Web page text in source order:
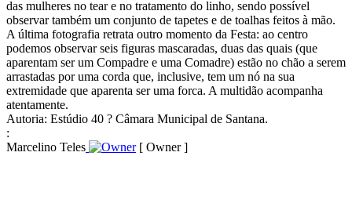
das mulheres no tear e no tratamento do linho, sendo possível
observar também um conjunto de tapetes e de toalhas feitos à mão.
A última fotografia retrata outro momento da Festa: ao centro
podemos observar seis figuras mascaradas, duas das quais (que
aparentam ser um Compadre e uma Comadre) estão no chão a serem
arrastadas por uma corda que, inclusive, tem um nó na sua
extremidade que aparenta ser uma forca. A multidão acompanha
atentamente.
Autoria: Estúdio 40 ? Câmara Municipal de Santana.
:
Marcelino Teles
[ Owner ]